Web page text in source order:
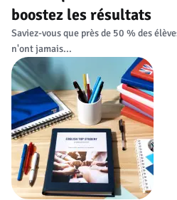
boostez les résultats
Saviez-vous que près de 50 % des
n'ont jamais...